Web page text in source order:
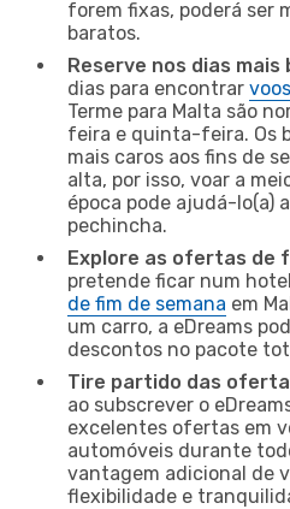
forem fixas, poderá ser
baratos.
Reserve nos dias mais
dias para encontrar
Terme para Malta são
feira e quinta-feira. Os
mais caros aos fins de
alta, por isso, voar a
época pode ajudá-lo(a)
pechincha.
Explore as ofertas de
pretende ficar num
de fim de semana em
um carro, a eDreams
descontos no pacote
Tire partido das
ao subscrever o
excelentes ofertas em
automóveis durante
vantagem adicional de
flexibilidade e